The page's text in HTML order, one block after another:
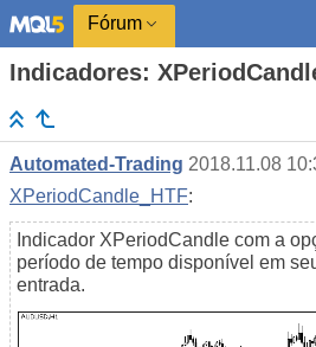
Fórum
Indicadores:
Automated-Trading 2018.11.08
XPeriodCandle_HTF:
Indicador XPeriodCandle com a
período de tempo disponível em
entrada.